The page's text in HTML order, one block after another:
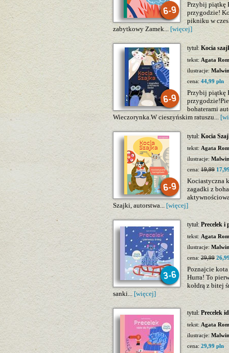
Przybij piątkę
przygodzie!
pikniku w
zabytkowy Zamek... [więcej]
tytuł: Kocia
tekst: Agata
ilustracje:
cena: 44,99 pln
Przybij piątkę
bohaterami
Wieczorynka.W cieszyńskim ratuszu...
tytuł: Kocia
tekst: Agata
ilustracje:
cena: 19,99
Kociastyczna
zagadki z
Szajki, autorstwa... [więcej]
tytuł: Precelek i
tekst: Agata
ilustracje:
cena: 29,99
Poznajcie
Hurra! To
kołdrą z bitej
sanki... [więcej]
tytuł: Precelek
tekst: Agata
ilustracje:
cena: 29,99 pln